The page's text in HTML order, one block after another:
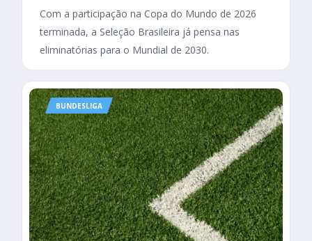
Com a participação na Copa do Mundo de 2026
terminada, a Seleção Brasileira já pensa nas
eliminatórias para o Mundial de 2030.
BUNDESLIGA